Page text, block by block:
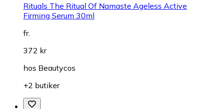
Rituals The Ritual Of Namaste Ageless Active
Firming Serum 30ml
fr.
372 kr
hos Beautycos
+2 butiker